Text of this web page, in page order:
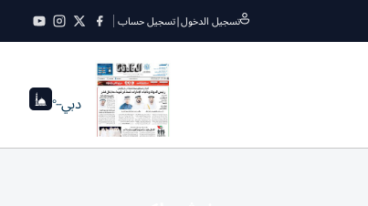
تسجيل الدخول|تسجيل حساب
دبي--°